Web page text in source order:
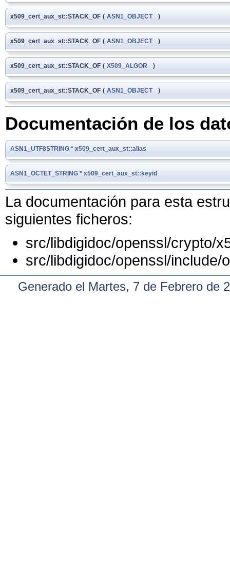
x509_cert_aux_st::STACK_OF ( ASN1_OBJECT )
x509_cert_aux_st::STACK_OF ( ASN1_OBJECT )
x509_cert_aux_st::STACK_OF ( X509_ALGOR )
x509_cert_aux_st::STACK_OF ( ASN1_OBJECT )
Documentación de los
ASN1_UTF8STRING * x509_cert_aux_st::alias
ASN1_OCTET_STRING * x509_cert_aux_st::keyid
La documentación para esta
siguientes ficheros:
src/libdigidoc/openssl/crypto/
src/libdigidoc/openssl/include/
Generado el Martes, 7 de Febrero de